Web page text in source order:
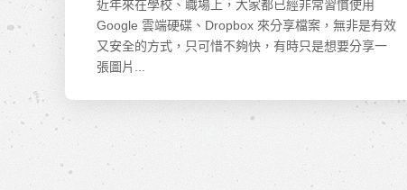
近年來在學校、職場上，大家都已經非常習慣使用
Google 雲端硬碟、Dropbox 來分享檔案，無非是有效
又安全的方式，只可惜不夠快，有時只是想要分享一
張圖片...